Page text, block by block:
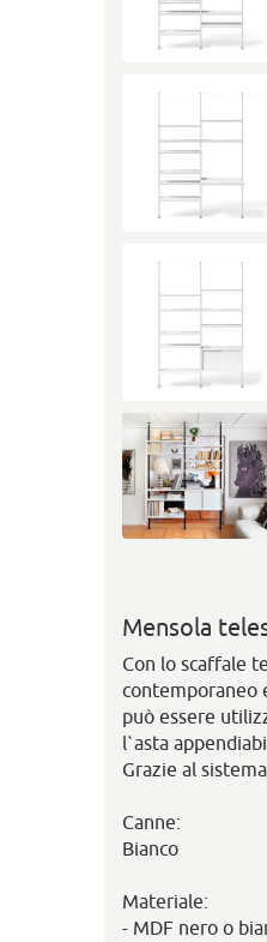
Mensola
Con lo scaffale
contemporaneo
può essere
l`asta
Grazie al
Canne:
Bianco
Materiale:
- MDF nero o